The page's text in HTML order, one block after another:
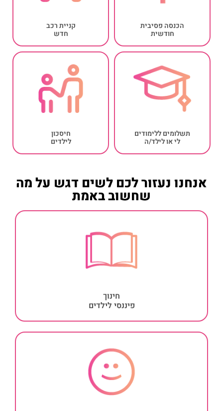
הכנסה פסיבית
חודשית
קניית רכב
חדש
תשלומים ללימודים
לי או לילד/ה
חיסכון
לילדים
אנחנו נעזור לכם לשים דגש על מה
שחשוב באמת
חינוך
פיננסי לילדים